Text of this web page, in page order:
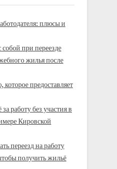
плюсы и
собой при переезде
жилья после
предоставляет
работу без участия в
Кировской
переезд на работу
получить жильё